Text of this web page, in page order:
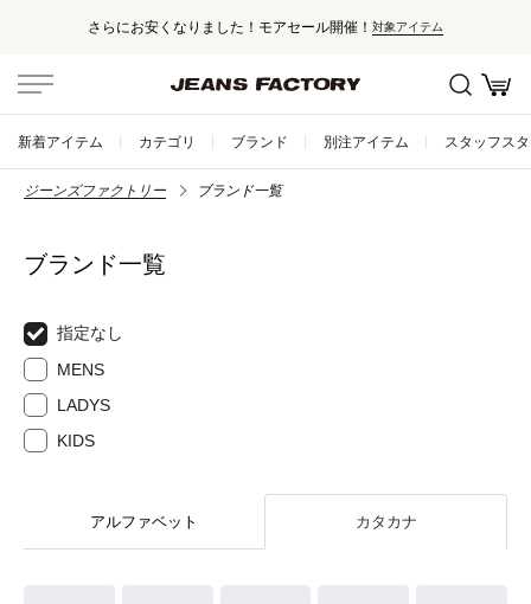
さらにお安くなりました！モアセール開催！ 対象アイテム
新着アイテム カテゴリ ブランド 別注アイテム スタッフス
ジーンズファクトリー ブランド一覧
ブランド一覧
指定なし
MENS
LADYS
KIDS
アルファベット カタカナ